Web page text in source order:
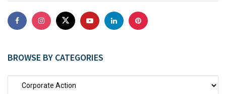
BROWSE BY CATEGORIES